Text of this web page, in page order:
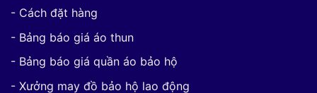
- Cách đặt hàng
- Bảng báo giá áo thun
- Bảng báo giá quần áo bảo hộ
- Xưởng may đồ bảo hộ lao động